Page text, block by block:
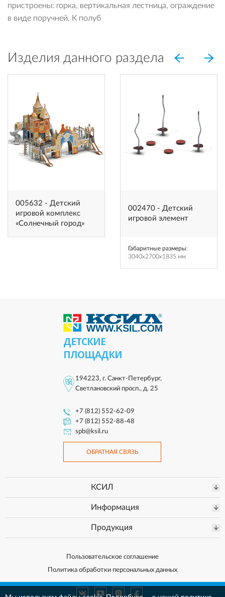
пристроены: горка, вертикальная лестница, ограждение
в виде поручней. К полуб
Изделия данного раздела
005632 - Детский
игровой комплекс
«Солнечный город»
002470 - Детский
игровой элемент
Габаритные размеры:
3040x2700x1835 мм
ДЕТСКИЕ
ПЛОЩАДКИ
194223, г. Санкт-Петербург,
Светлановский просп., д. 25
+7 (812) 552-62-09
+7 (812) 552-88-48
spb@ksil.ru
ОБРАТНАЯ СВЯЗЬ
КСИЛ
Информация
Продукция
Пользовательское соглашение
Политика обработки персональных данных